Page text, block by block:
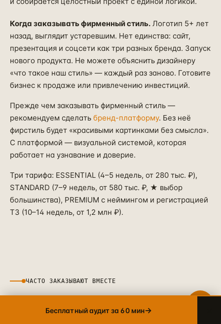
Когда заказывать фирменный стиль. Логотип 5+ лет
назад, выглядит устаревшим. Нет единства: сайт,
презентация и соцсети как три разных бренда. Запуск
нового продукта. Не можете объяснить дизайнеру
«что такое наш стиль» — каждый раз заново. Готовите
бизнес к продаже или привлечению инвестиций.
Прежде чем заказывать фирменный стиль —
рекомендуем сделать бренд-платформу. Без неё
фирстиль будет «красивыми картинками без смысла».
С платформой — визуальной системой, которая
работает на узнавание и доверие.
Три тарифа: ESSENTIAL (4–5 недель, от 280 тыс. ₽),
STANDARD (7–9 недель, от 580 тыс. ₽, ★ выбор
большинства), PREMIUM с неймингом и регистрацией
ТЗ (10–14 недель, от 1,2 млн ₽).
ЧАСТО ЗАКАЗЫВАЮТ ВМЕСТЕ
Telegram
+7 905 456-75-58 · ОТВЕТИМ В ТЕЧЕНИЕ ЧАСА
→
+7 905 456-75-58 · С 9 ДО 21 МСК
MAX
+7 905 456-75-58 · РОССИЙСКИЙ МЕССЕНДЖЕР
Бесплатный аудит за 60 мин→